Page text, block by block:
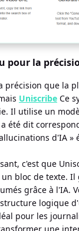
pour la
précision que la
Uniscribe Ce
Il utilise un
été dit
d'IA »
c'est que
bloc de texte. Il
grâce à l'IA.
logique
pour les